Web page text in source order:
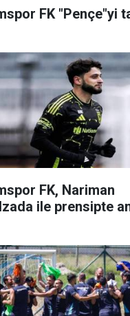
FK "Pençe"yi
FK, Nariman
ile prensipte